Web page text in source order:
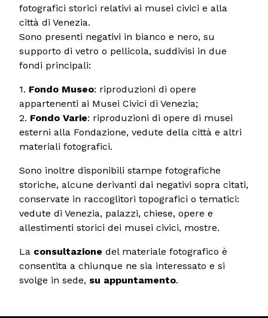
fotografici storici relativi ai musei civici e alla
città di Venezia.
Sono presenti negativi in bianco e nero, su
supporto di vetro o pellicola, suddivisi in due
fondi principali:
1. Fondo Museo: riproduzioni di opere
appartenenti ai Musei Civici di Venezia;
2. Fondo Varie: riproduzioni di opere di musei
esterni alla Fondazione, vedute della città e altri
materiali fotografici.
Sono inoltre disponibili stampe fotografiche
storiche, alcune derivanti dai negativi sopra citati,
conservate in raccoglitori topografici o tematici:
vedute di Venezia, palazzi, chiese, opere e
allestimenti storici dei musei civici, mostre.
La consultazione del materiale fotografico è
consentita a chiunque ne sia interessato e si
svolge in sede, su appuntamento.